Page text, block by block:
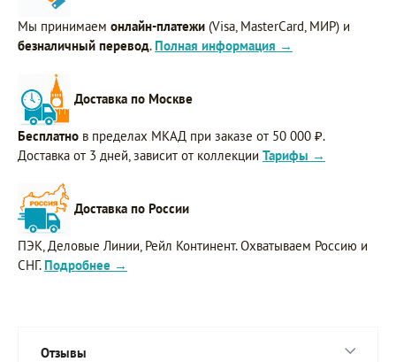
Мы принимаем онлайн-платежи (Visa, MasterCard, МИР) и
безналичный перевод. Полная информация →
Доставка по Москве
Бесплатно в пределах МКАД при заказе от 50 000 ₽.
Доставка от 3 дней, зависит от коллекции Тарифы →
Доставка по России
ПЭК, Деловые Линии, Рейл Континент. Охватываем Россию и
СНГ. Подробнее →
Отзывы